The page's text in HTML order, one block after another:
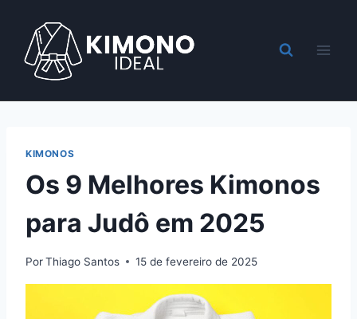
Conteúdo
KIMONOS
Os 9 Melhores Kimonos
para Judô em 2025​
PorThiago Santos 15 de fevereiro de 2025